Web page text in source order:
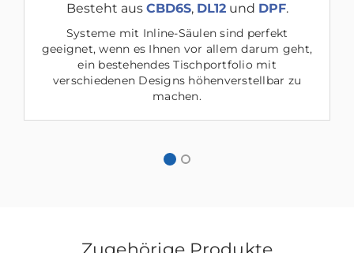
Besteht aus CBD6S, DL12und DPF.
Systeme mit Inline-Säulen sind perfekt
geeignet, wenn es Ihnen vor allem darum geht,
ein bestehendes Tischportfolio mit
verschiedenen Designs höhenverstellbar zu
machen.